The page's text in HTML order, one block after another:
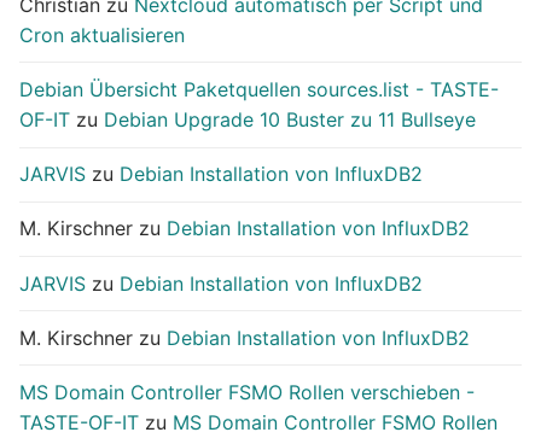
Cron aktualisieren
Debian Übersicht Paketquellen sources.list - TASTE-
OF-IT zu Debian Upgrade 10 Buster zu 11 Bullseye
JARVIS zu Debian Installation von InfluxDB2
M. Kirschner zu Debian Installation von InfluxDB2
JARVIS zu Debian Installation von InfluxDB2
M. Kirschner zu Debian Installation von InfluxDB2
MS Domain Controller FSMO Rollen verschieben -
TASTE-OF-IT zu MS Domain Controller FSMO Rollen